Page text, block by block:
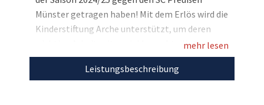
Münster getragen haben! Mit dem Erlös wird die
Kinderstiftung Arche unterstützt, um deren
wichtige Arbeit mit sozial benachteiligten
Kindern zu fördern. Unter dem Motto
„Gemeinsam Chancen schenken“ schmückte
mehr lesen
Leistungsbeschreibung